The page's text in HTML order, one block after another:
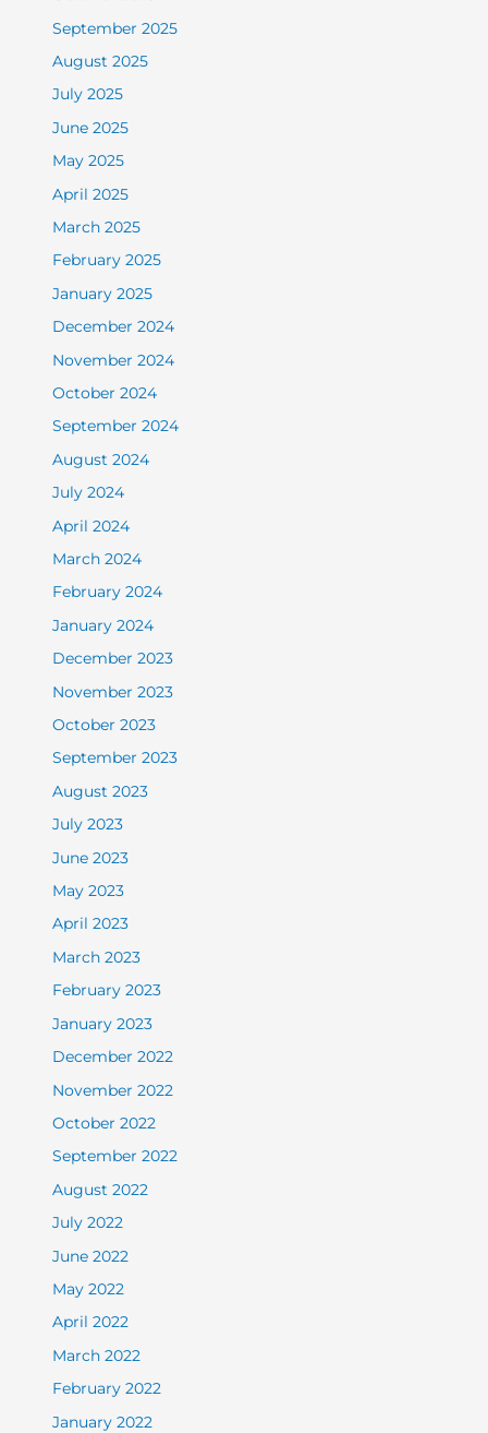
September 2025
August 2025
July 2025
June 2025
May 2025
April 2025
March 2025
February 2025
January 2025
December 2024
November 2024
October 2024
September 2024
August 2024
July 2024
April 2024
March 2024
February 2024
January 2024
December 2023
November 2023
October 2023
September 2023
August 2023
July 2023
June 2023
May 2023
April 2023
March 2023
February 2023
January 2023
December 2022
November 2022
October 2022
September 2022
August 2022
July 2022
June 2022
May 2022
April 2022
March 2022
February 2022
January 2022